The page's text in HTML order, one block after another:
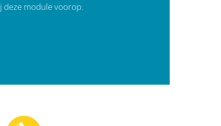
module voorop.